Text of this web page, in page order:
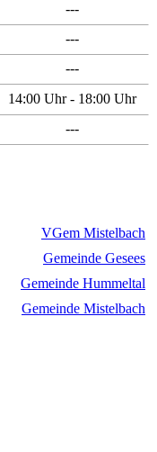
---
---
---
14:00 Uhr - 18:00 Uhr
---
VGem Mistelbach
Gemeinde Gesees
Gemeinde Hummeltal
Gemeinde Mistelbach